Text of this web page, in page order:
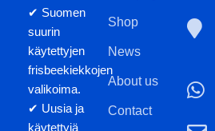
✔ Suomen
suurin
käytettyjen
frisbeekiekkojen
valikoima.
✔ Uusia ja
käytettyjä
Shop
News
About us
Contact